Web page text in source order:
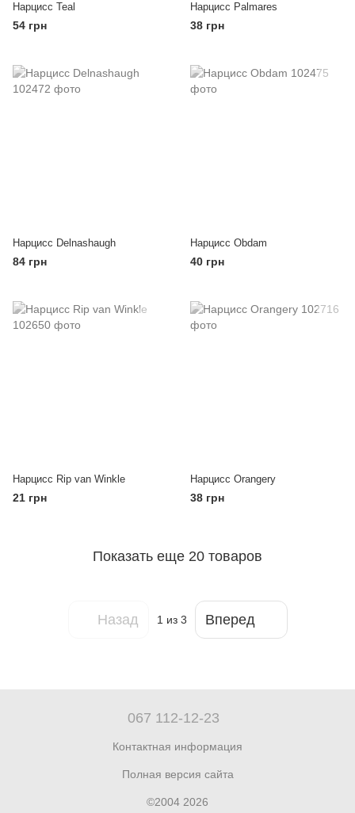
Нарцисс Teal
54 грн
Нарцисс Palmares
38 грн
Нарцисс Delnashaugh
84 грн
Нарцисс Obdam
40 грн
Нарцисс Rip van Winkle
21 грн
Нарцисс Orangery
38 грн
Показать еще 20 товаров
Назад 1 из 3 Вперед
067 112-12-23
Контактная информация
Полная версия сайта
©2004 2026